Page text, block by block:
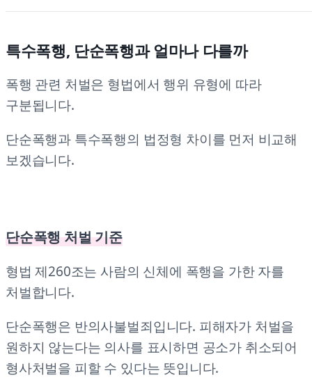
특수폭행, 단순폭행과 얼마나 다를까
폭행 관련 처벌은 형법에서 행위 유형에 따라
구분됩니다.
단순폭행과 특수폭행의 법정형 차이를 먼저 비교해
보겠습니다.
단순폭행 처벌 기준
형법 제260조는 사람의 신체에 폭행을 가한 자를
처벌합니다.
단순폭행은 반의사불벌죄입니다. 피해자가 처벌을
원하지 않는다는 의사를 표시하면 공소가 취소되어
형사처벌을 피할 수 있다는 뜻입니다.